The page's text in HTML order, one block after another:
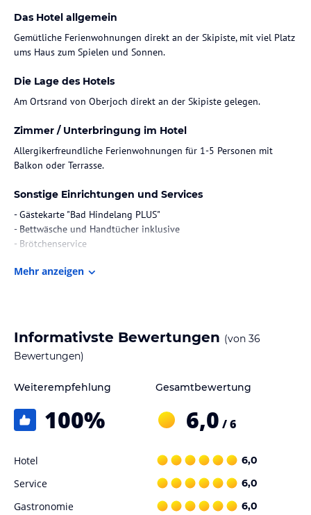
Das Hotel allgemein
Gemütliche Ferienwohnungen direkt an der Skipiste, mit viel Platz
ums Haus zum Spielen und Sonnen.
Die Lage des Hotels
Am Ortsrand von Oberjoch direkt an der Skipiste gelegen.
Zimmer / Unterbringung im Hotel
Allergikerfreundliche Ferienwohnungen für 1-5 Personen mit
Balkon oder Terrasse.
Sonstige Einrichtungen und Services
- Gästekarte "Bad Hindelang PLUS"
- Bettwäsche und Handtücher inklusive
- Brötchenservice
Hinweis: Allgemeine und unverbindliche
Mehr anzeigen
Informativste Bewertungen (von 36
Bewertungen)
Weiterempfehlung
100%
Gesamtbewertung
6,0 / 6
Hotel 6,0
Service 6,0
Gastronomie 6,0